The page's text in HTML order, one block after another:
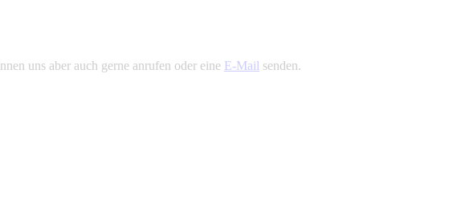
uns aber auch gerne anrufen oder eine E-Mail senden.